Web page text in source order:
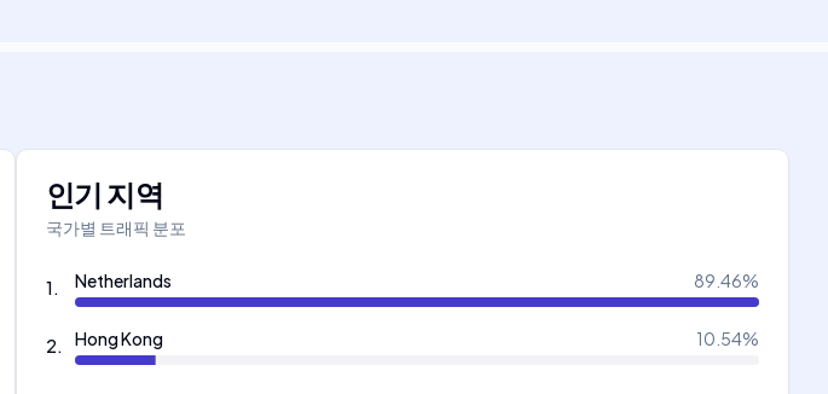
인기 지역
국가별 트래픽 분포
1. Netherlands 89.46%
2. Hong Kong 10.54%